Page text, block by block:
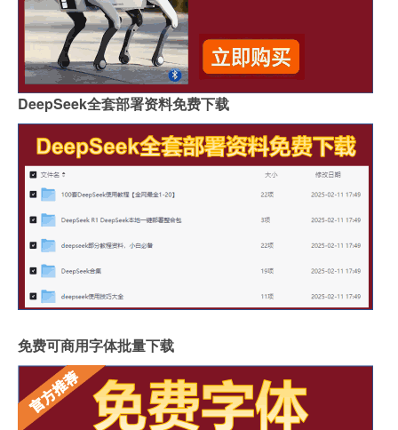
DeepSeek全套部署资料免费下载
免费可商用字体批量下载